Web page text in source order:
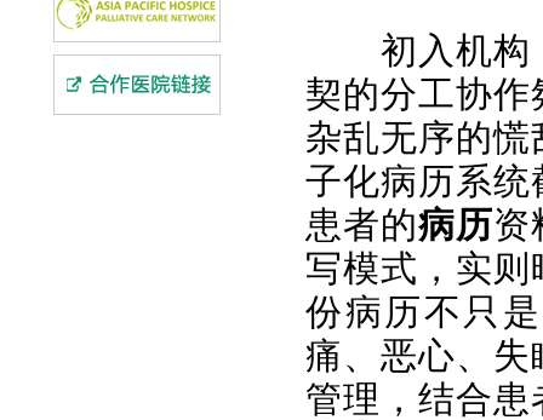
初入机构
契的分工协
杂乱无序的
子化病历系
患者的病历资
写模式，实
份病历不只
痛、恶心、
管理，结合